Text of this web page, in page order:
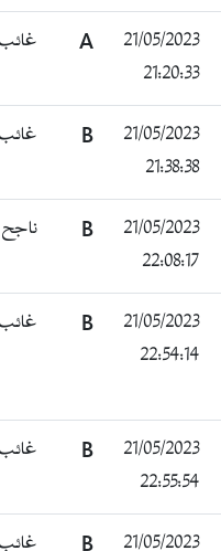
21/05/2023
21:20:33
غائب
21/05/2023
21:38:38
غائب
21/05/2023
22:08:17
ناجح
21/05/2023
22:54:14
غائب
21/05/2023
22:55:54
غائب
21/05/2023
غائب